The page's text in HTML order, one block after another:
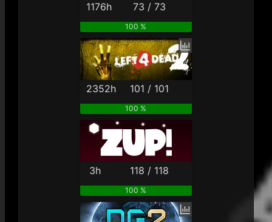
1176h 73 / 73
100 %
2352h 101 / 101
100 %
3h 118 / 118
100 %